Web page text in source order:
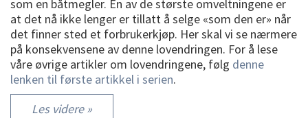
som en båtmegler. En av de største omveltningene er
at det nå ikke lenger er tillatt å selge «som den er» når
det finner sted et forbrukerkjøp. Her skal vi se nærmere
på konsekvensene av denne lovendringen. For å lese
våre øvrige artikler om lovendringene, følg denne
lenken til første artikkel i serien.
Les videre »